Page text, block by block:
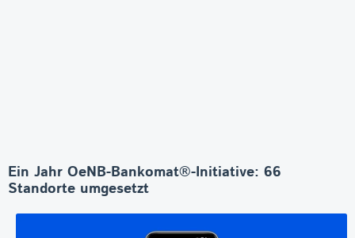
Ein Jahr OeNB-Bankomat®-Initiative: 66
Standorte umgesetzt